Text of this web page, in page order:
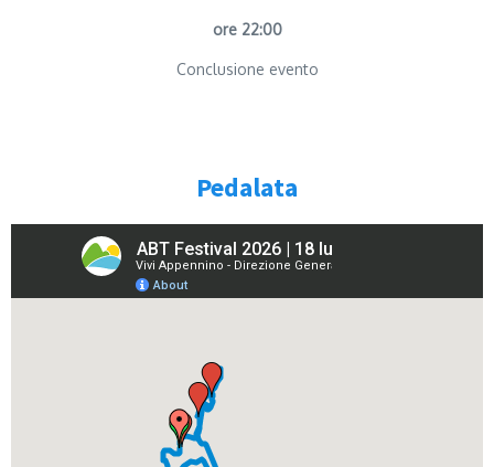
ore 22:00
Conclusione evento
Pedalata